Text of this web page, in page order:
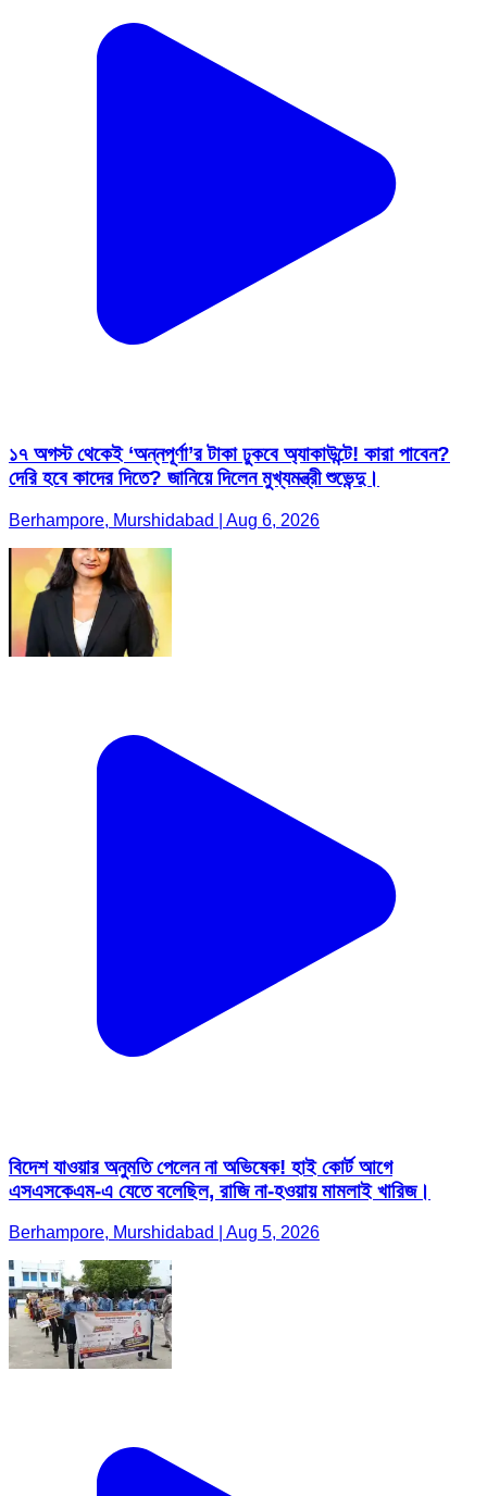
১৭ অগস্ট থেকেই ‘অন্নপূর্ণা’র টাকা ঢুকবে অ্যাকাউন্টে! কারা পাবেন?
দেরি হবে কাদের দিতে? জানিয়ে দিলেন মুখ্যমন্ত্রী শুভেন্দু।
Berhampore, Murshidabad | Aug 6, 2026
বিদেশ যাওয়ার অনুমতি পেলেন না অভিষেক! হাই কোর্ট আগে
এসএসকেএম-এ যেতে বলেছিল, রাজি না-হওয়ায় মামলাই খারিজ।
Berhampore, Murshidabad | Aug 5, 2026